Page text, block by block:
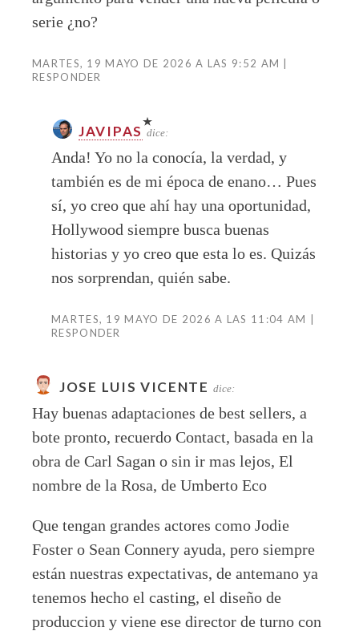
serie ¿no?
MARTES, 19 MAYO DE 2026 A LAS 9:52 AM
RESPONDER
JAVIPAS dice:
Anda! Yo no la conocía, la verdad, y
también es de mi época de enano… Pues
sí, yo creo que ahí hay una oportunidad,
Hollywood siempre busca buenas
historias y yo creo que esta lo es. Quizás
nos sorprendan, quién sabe.
MARTES, 19 MAYO DE 2026 A LAS 11:04 AM
RESPONDER
JOSE LUIS VICENTE dice:
Hay buenas adaptaciones de best sellers, a
bote pronto, recuerdo Contact, basada en la
obra de Carl Sagan o sin ir mas lejos, El
nombre de la Rosa, de Umberto Eco
Que tengan grandes actores como Jodie
Foster o Sean Connery ayuda, pero siempre
están nuestras expectativas, de antemano ya
tenemos hecho el casting, el diseño de
produccion y viene ese director de turno con